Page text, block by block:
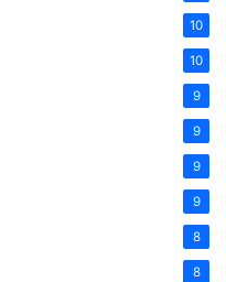
10
10
9
9
9
9
8
8